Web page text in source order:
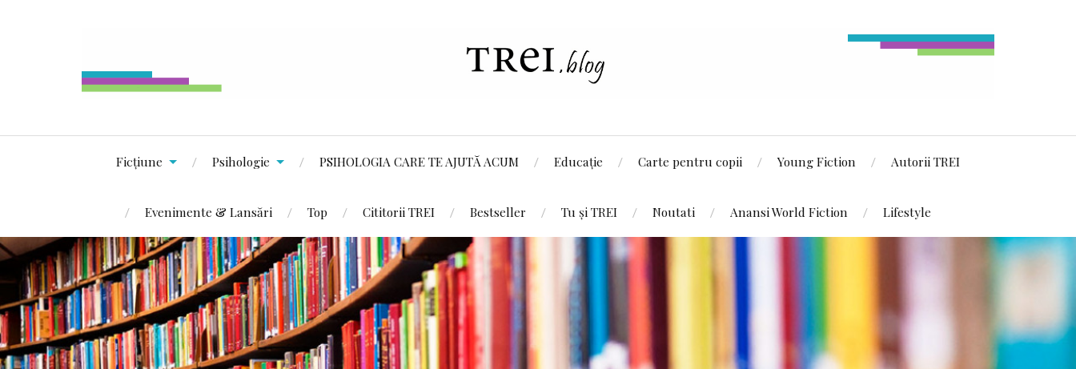
Ficțiune Psihologie PSIHOLOGIA CARE TE AJUTĂ ACUM Educație Carte pentru copii Young Fiction Autorii TREI
Evenimente & Lansări Top Cititorii TREI Bestseller Tu și TREI Noutati Anansi World Fiction Lifestyle